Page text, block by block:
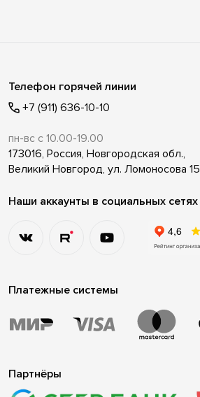
Телефон горячей линии
+7 (911) 636-10-10
пн-вс с 10.00-19.00
173016, Россия, Новгородская обл.,
Великий Новгород, ул. Ломоносова 15
Наши аккаунты в социальных сетях
Платежные системы
Партнёры